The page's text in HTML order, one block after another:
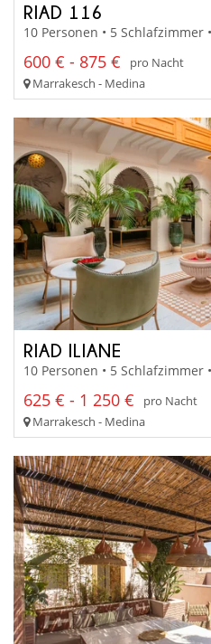
RIAD 116
10 Personen • 5 Schlafzimmer
600 € - 875 €
pro Nacht
Marrakesch - Medina
RIAD ILIANE
10 Personen • 5 Schlafzimmer
625 € - 1 250 €
pro Nacht
Marrakesch - Medina